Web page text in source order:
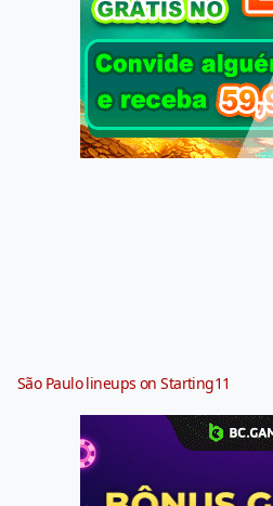
São Paulo lineups on Starting11